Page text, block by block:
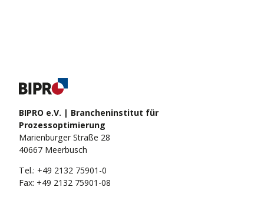
BIPRO e.V. | Brancheninstitut für
Prozessoptimierung
Marienburger Straße 28
40667 Meerbusch
Tel.: +49 2132 75901-0
Fax: +49 2132 75901-08